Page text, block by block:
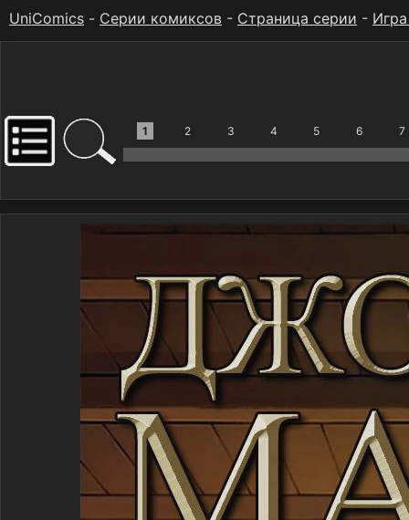
UniComics - Серии комиксов - Страница серии -
1 2 3 4 5 6 7